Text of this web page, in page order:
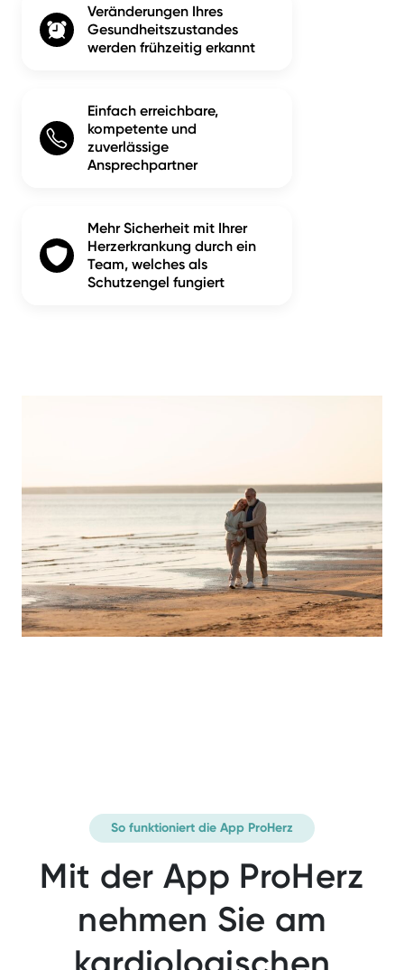
Veränderungen Ihres
Gesundheitszustandes
werden frühzeitig erkannt
Einfach erreichbare,
kompetente und
zuverlässige
Ansprechpartner
Mehr Sicherheit mit Ihrer
Herzerkrankung durch ein
Team, welches als
Schutzengel fungiert
So funktioniert die App ProHerz
Mit der App ProHerz
nehmen Sie am